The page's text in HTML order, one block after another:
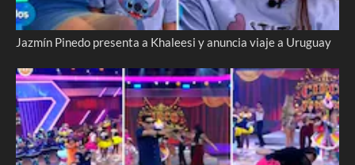
Jazmín Pinedo presenta a Khaleesi y anuncia viaje a Uruguay